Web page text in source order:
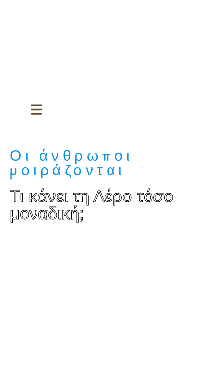
Οι άνθρωποι
μοιράζονται
Τι κάνει τη Λέρο τόσο
μοναδική;